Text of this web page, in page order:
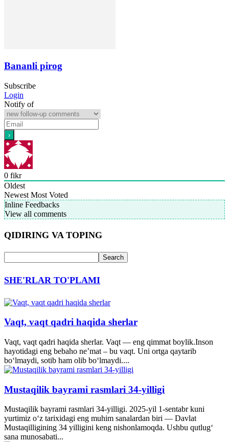
Bananli pirog
Subscribe
Login
Notify of
0 fikr
Oldest
Newest Most Voted
Inline Feedbacks
View all comments
QIDIRING VA TOPING
SHE'RLAR TO'PLAMI
Vaqt, vaqt qadri haqida sherlar
Vaqt, vaqt qadri haqida sherlar. Vaqt — eng qimmat boylik.Inson
hayotidagi eng bebaho ne’mat – bu vaqt. Uni ortga qaytarib
bo‘lmaydi, sotib ham olib bo‘lmaydi....
Mustaqilik bayrami rasmlari 34-yilligi
Mustaqilik bayrami rasmlari 34-yilligi. 2025-yil 1-sentabr kuni
yurtimiz o‘z tarixidagi eng muhim sanalardan biri — Davlat
Mustaqilligining 34 yilligini keng nishonlamoqda. Ushbu qutlug‘
sana munosabati...